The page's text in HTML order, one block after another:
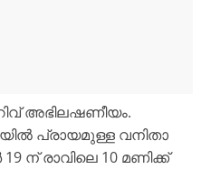
അഭിലഷണീയം.
പ്രായമുള്ള വനിതാ
ന് രാവിലെ 10 മണിക്ക്